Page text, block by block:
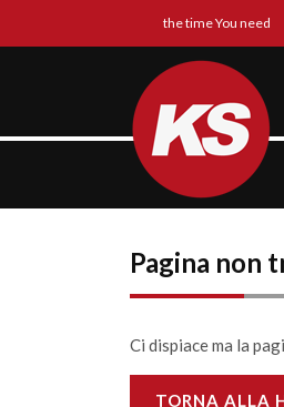
the time You need
Pagina non
Ci dispiace ma la
TORNA ALLA